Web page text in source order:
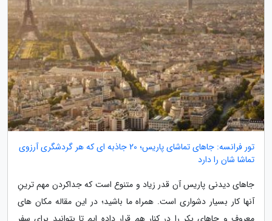
تور فرانسه: جاهای تماشای پاریس؛ 20 جاذبه ای که هر گردشگری آرزوی
تماشا شان را دارد
جاهای دیدنی پاریس آن قدر زیاد و متنوع است که جداکردن مهم ترینِ
آنها کار بسیار دشواری است. همراه ما باشید؛ در این مقاله مکان های
معروف و جاهای بکر را در کنار هم قرار داده ایم تا بتوانید برای سفر